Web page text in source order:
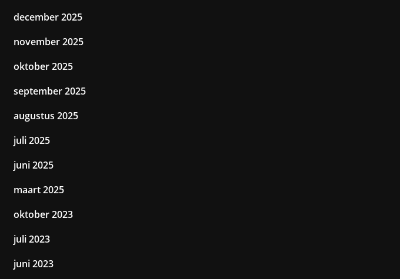
december 2025
november 2025
oktober 2025
september 2025
augustus 2025
juli 2025
juni 2025
maart 2025
oktober 2023
juli 2023
juni 2023